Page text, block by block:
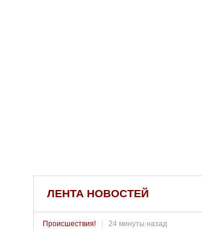
ЛЕНТА НОВОСТЕЙ
Происшествия! 24 минуты назад